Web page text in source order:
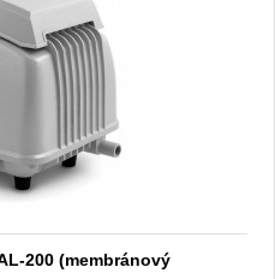
200 (membránový